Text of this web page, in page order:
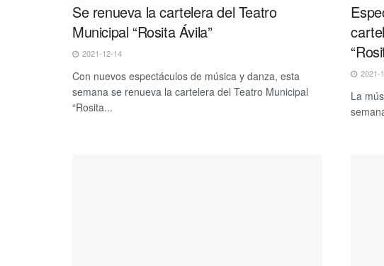
Se renueva la cartelera del Teatro
Municipal “Rosita Ávila”
2021-12-14
Con nuevos espectáculos de música y danza, esta
semana se renueva la cartelera del Teatro Municipal
“Rosita...
2021-
La